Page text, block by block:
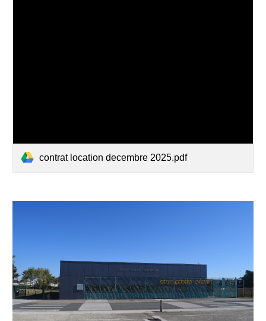
contrat location decembre 2025.pdf